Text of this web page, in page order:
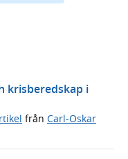
krisberedskap i
från Carl-Oskar